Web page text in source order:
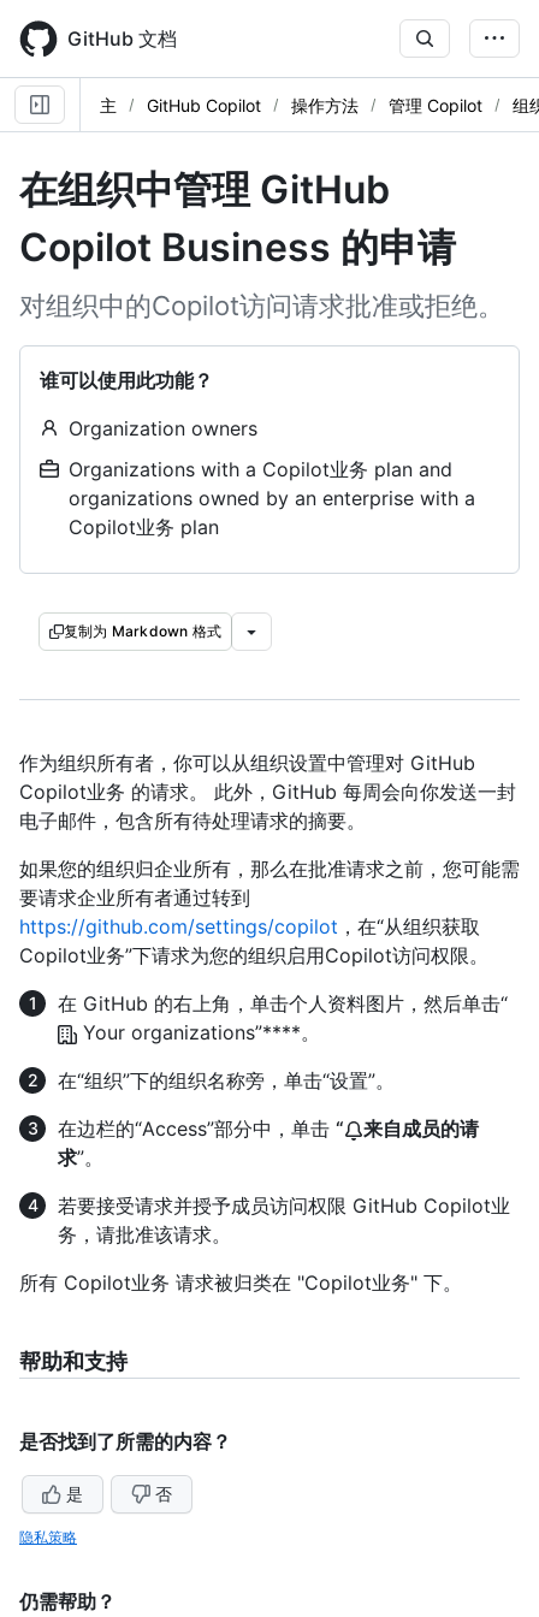
main
content
GitHub 文档
主 GitHub Copilot 操作方法 管理 Copilot 组
在组织中管理 GitHub
Copilot Business 的申请
对组织中的Copilot访问请求批准或拒绝。
谁可以使用此功能？
Organization owners
Organizations with a Copilot业务 plan and
organizations owned by an enterprise with a
Copilot业务 plan
复制为 Markdown 格式
作为组织所有者，你可以从组织设置中管理对 GitHub
Copilot业务 的请求。 此外，GitHub 每周会向你发送一封
电子邮件，包含所有待处理请求的摘要。
如果您的组织归企业所有，那么在批准请求之前，您可能需
要请求企业所有者通过转到
https://github.com/settings/copilot ，在“从组织获取
Copilot业务”下请求为您的组织启用Copilot访问权限。
在 GitHub 的右上角，单击个人资料图片，然后单击“
Your organizations”****。
在“组织”下的组织名称旁，单击“设置”。
在边栏的“Access”部分中，单击 “
来自成员的请
求”。
若要接受请求并授予成员访问权限 GitHub Copilot业
务，请批准该请求。
所有 Copilot业务 请求被归类在 "Copilot业务" 下。
帮助和支持
是否找到了所需的内容？
是 否
隐私策略
仍需帮助？